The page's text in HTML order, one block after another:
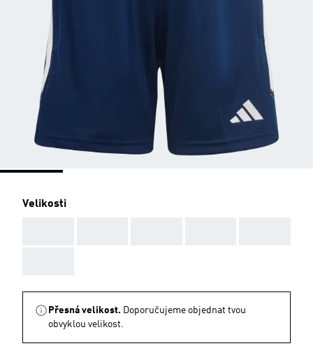
Velikosti
Přesná velikost. Doporučujeme objednat tvou
obvyklou velikost.